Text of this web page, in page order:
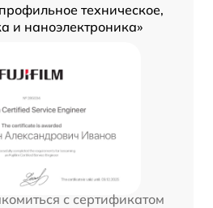
профильное техническое,
и наноэлектроника»
с сертификатом